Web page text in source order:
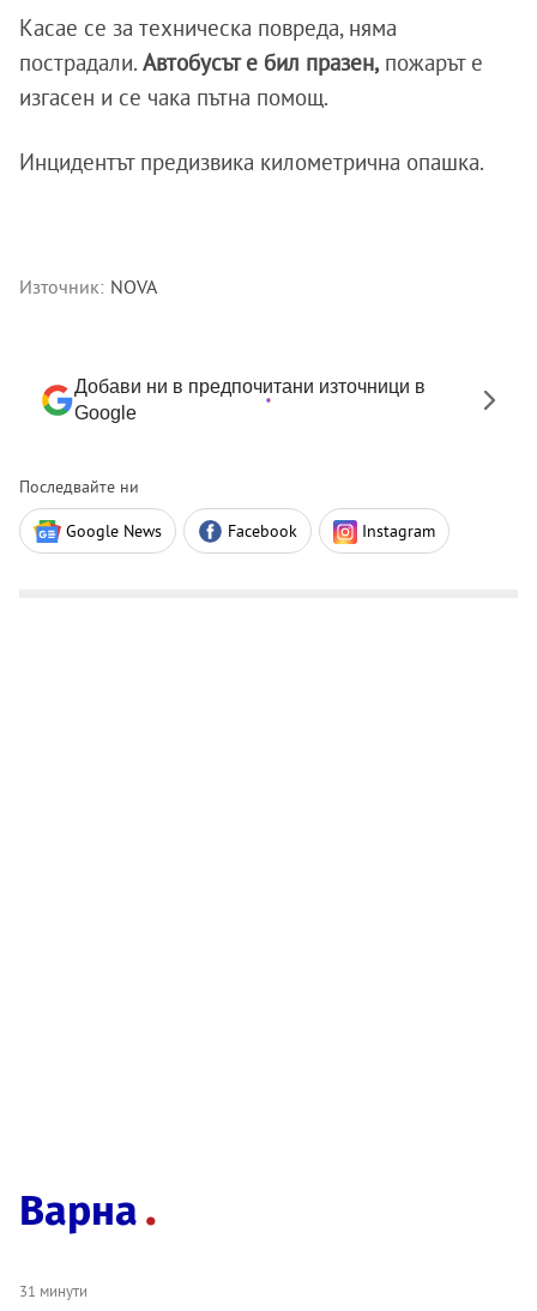
Касае се за техническа повреда, няма
пострадали. Автобусът е бил празен, пожарът е
изгасен и се чака пътна помощ.
Инцидентът предизвика километрична опашка.
Източник: NOVA
Добави ни в предпочитани източници в
Google
Последвайте ни
Google News Facebook Instagram
Варна
31 минути